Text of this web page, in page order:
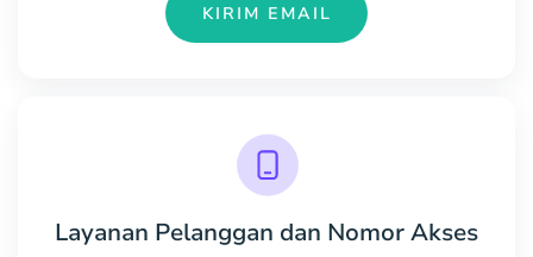
KIRIM EMAIL
Layanan Pelanggan dan Nomor Akses